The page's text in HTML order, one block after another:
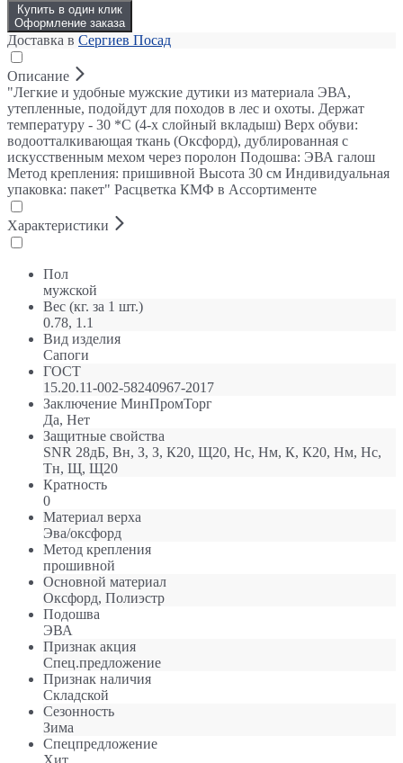
Купить в один клик
Оформление заказа
Доставка в Сергиев Посад
Описание
"Легкие и удобные мужские дутики из материала ЭВА,
утепленные, подойдут для походов в лес и охоты. Держат
температуру - 30 *С (4-х слойный вкладыш) Верх обуви:
водоотталкивающая ткань (Оксфорд), дублированная с
искусственным мехом через поролон Подошва: ЭВА галош
Метод крепления: пришивной Высота 30 см Индивидуальная
упаковка: пакет" Расцветка КМФ в Ассортименте
Характеристики
Пол
мужской
Вес (кг. за 1 шт.)
0.78, 1.1
Вид изделия
Сапоги
ГОСТ
15.20.11-002-58240967-2017
Заключение МинПромТорг
Да, Нет
Защитные свойства
SNR 28дБ, Вн, З, З, К20, Щ20, Нс, Нм, К, К20, Нм, Нс,
Тн, Щ, Щ20
Кратность
0
Материал верха
Эва/оксфорд
Метод крепления
прошивной
Оcновной материал
Оксфорд, Полиэстр
Подошва
ЭВА
Признак акция
Спец.предложение
Признак наличия
Складской
Сезонность
Зима
Спецпредложение
Хит